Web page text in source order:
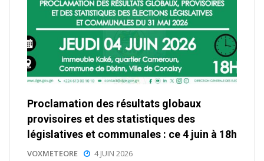
Proclamation des résultats globaux
provisoires et des statistiques des
législatives et communales : ce 4 juin à 18h
VOXMETEORE 4 JUIN 2026